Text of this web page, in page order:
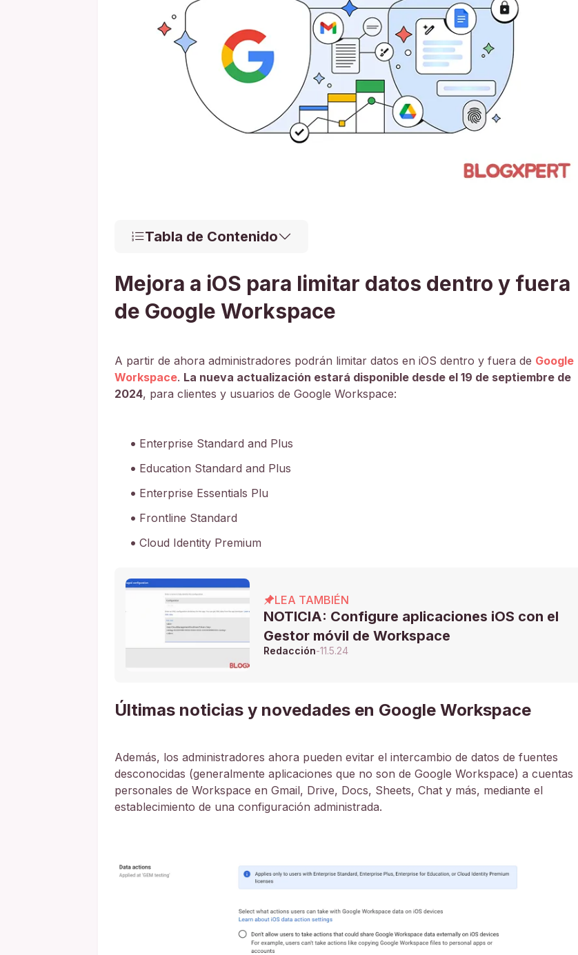
Tabla de Contenido
Mejora a iOS para limitar datos dentro y fuera
de Google Workspace
A partir de ahora administradores podrán limitar datos en iOS dentro y fuera de Google
Workspace. La nueva actualización estará disponible desde el 19 de septiembre de
2024, para clientes y usuarios de Google Workspace:
Enterprise Standard and Plus
Education Standard and Plus
Enterprise Essentials Plu
Frontline Standard
Cloud Identity Premium
LEA TAMBIÉN
NOTICIA: Configure aplicaciones iOS con el
Gestor móvil de Workspace
Redacción-11.5.24
Últimas noticias y novedades en Google Workspace
Además, los administradores ahora pueden evitar el intercambio de datos de fuentes
desconocidas (generalmente aplicaciones que no son de Google Workspace) a cuentas
personales de Workspace en Gmail, Drive, Docs, Sheets, Chat y más, mediante el
establecimiento de una configuración administrada.